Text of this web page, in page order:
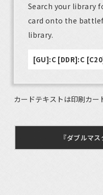
Search your library
card onto the
library.
[GU]:C [DDR]:C
カードテキストは印刷カー
『ダブルマ